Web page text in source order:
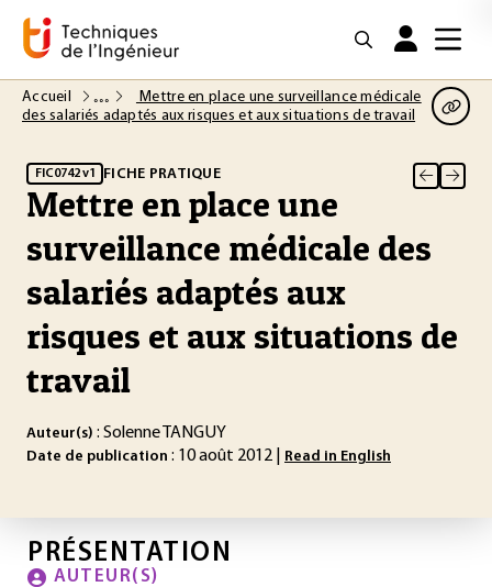
Accueil
Mettre en place une surveillance médicale
des salariés adaptés aux risques et aux situations de travail
FIC0742 v1 FICHE PRATIQUE
Mettre en place une
surveillance médicale des
salariés adaptés aux
risques et aux situations de
travail
Auteur(s) : Solenne TANGUY
Date de publication : 10 août 2012 | Read in English
PRÉSENTATION
AUTEUR(S)